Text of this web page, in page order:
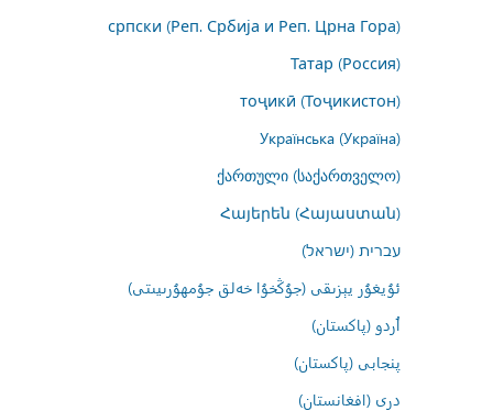
српски (Реп. Србија и Реп. Црна Гора)
Татар (Россия)
тоҷикӣ (Тоҷикистон)
Українська (Україна)
ქართული (საქართველო)
Հայերեն (Հայաստան)
עברית (ישראל)
ئۇيغۇر يېزىقى (جۇڭخۇا خەلق جۇمھۇرىيىتى)
اُردو (پاکستان)
پنجابی (پاکستان)
درى (افغانستان)